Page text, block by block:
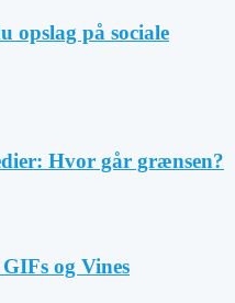
opslag på sociale
Hvor går grænsen?
og Vines